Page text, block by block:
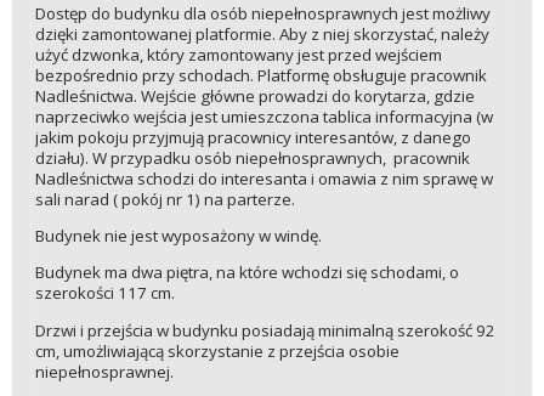
Dostęp do budynku dla osób niepełnosprawnych jest możliwy
dzięki zamontowanej platformie. Aby z niej skorzystać, należy
użyć dzwonka, który zamontowany jest przed wejściem
bezpośrednio przy schodach. Platformę obsługuje pracownik
Nadleśnictwa. Wejście główne prowadzi do korytarza, gdzie
naprzeciwko wejścia jest umieszczona tablica informacyjna (w
jakim pokoju przyjmują pracownicy interesantów, z danego
działu). W przypadku osób niepełnosprawnych, pracownik
Nadleśnictwa schodzi do interesanta i omawia z nim sprawę w
sali narad ( pokój nr 1) na parterze.
Budynek nie jest wyposażony w windę.
Budynek ma dwa piętra, na które wchodzi się schodami, o
szerokości 117 cm.
Drzwi i przejścia w budynku posiadają minimalną szerokość 92
cm, umożliwiającą skorzystanie z przejścia osobie
niepełnosprawnej.